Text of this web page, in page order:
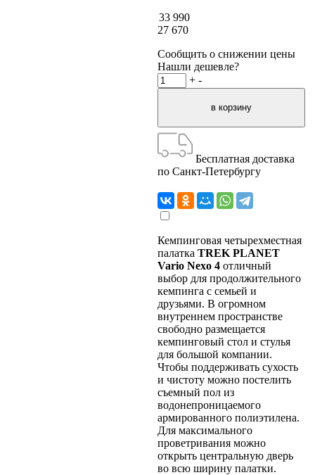
33 990
27 670
Сообщить о снижении цены
Нашли дешевле?
+ -
Бесплатная доставка
по Санкт-Петербургу
Кемпинговая четырехместная
палатка TREK PLANET
Vario Nexo 4 отличный
выбор для продолжительного
кемпинга с семьей и
друзьями. В огромном
внутреннем пространстве
свободно размещается
кемпинговый стол и стулья
для большой компании.
Чтобы поддерживать сухость
и чистоту можно постелить
съемный пол из
водонепроницаемого
армированного полиэтилена.
Для максимального
проветривания можно
открыть центральную дверь
во всю ширину палатки.